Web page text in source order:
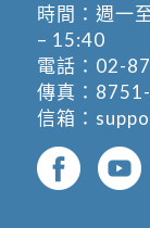
時間：週一
– 15:40
電話： 02-
傳真：
信箱：